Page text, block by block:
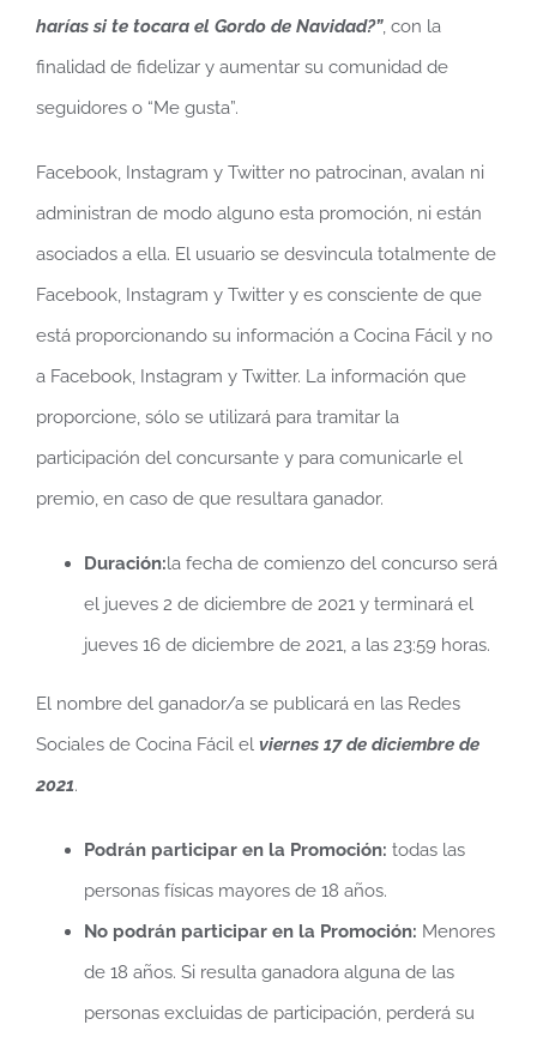
harías si te tocara el Gordo de Navidad?”, con la
finalidad de fidelizar y aumentar su comunidad de
seguidores o “Me gusta”.
Facebook, Instagram y Twitter no patrocinan, avalan ni
administran de modo alguno esta promoción, ni están
asociados a ella. El usuario se desvincula totalmente de
Facebook, Instagram y Twitter y es consciente de que
está proporcionando su información a Cocina Fácil y no
a Facebook, Instagram y Twitter. La información que
proporcione, sólo se utilizará para tramitar la
participación del concursante y para comunicarle el
premio, en caso de que resultara ganador.
Duración:la fecha de comienzo del concurso será
el jueves 2 de diciembre de 2021 y terminará el
jueves 16 de diciembre de 2021, a las 23:59 horas.
El nombre del ganador/a se publicará en las Redes
Sociales de Cocina Fácil el viernes 17 de diciembre de
2021.
Podrán participar en la Promoción: todas las
personas físicas mayores de 18 años.
No podrán participar en la Promoción: Menores
de 18 años. Si resulta ganadora alguna de las
personas excluidas de participación, perderá su